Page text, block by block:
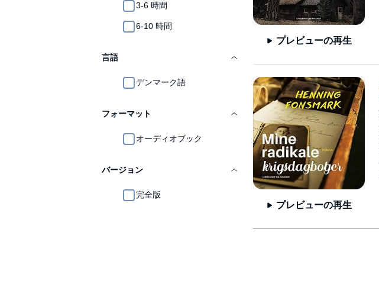
3-6 時間
6-10 時間
言語
デンマーク語
フォーマット
オーディオブック
バージョン
完全版
プレビューの再生
プレビューの再生